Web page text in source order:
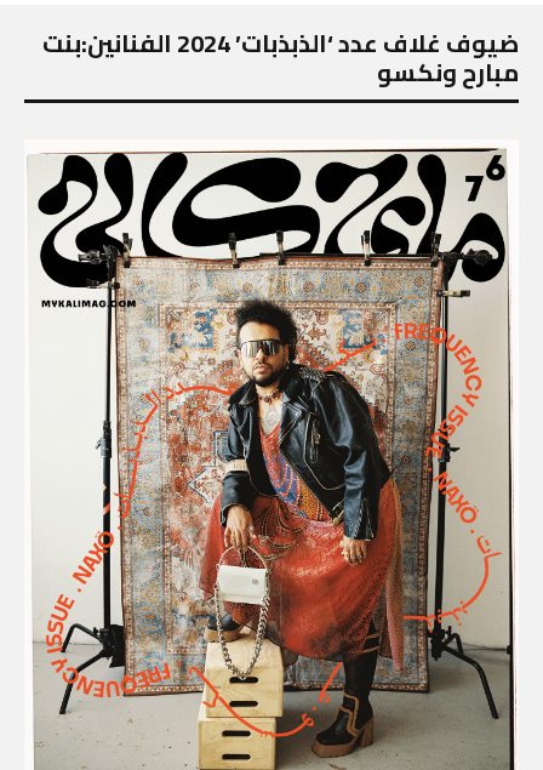
ضيوف غلاف عدد ‘الذبذبات’ 2024 الفنانين:بنت
مبارح ونكسو